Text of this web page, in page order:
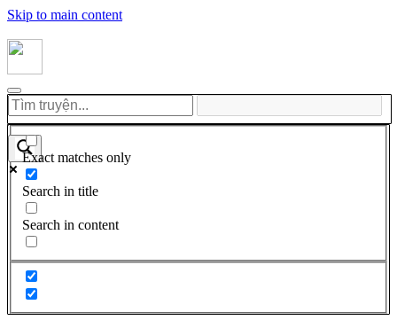
Skip to main content
Exact matches only
Search in title
Search in content